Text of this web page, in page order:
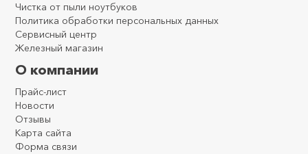
Чистка от пыли ноутбуков
Политика обработки персональных данных
Сервисный центр
Железный магазин
О компании
Прайс-лист
Новости
Отзывы
Карта сайта
Форма связи